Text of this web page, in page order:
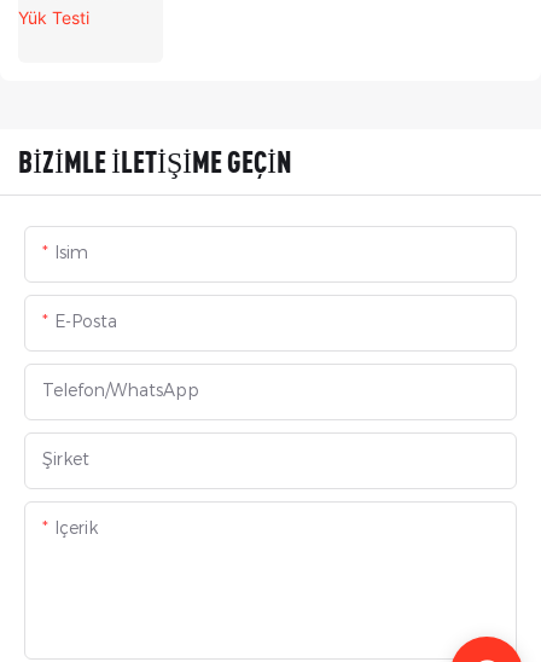
BIZIMLE ILETIŞIME GEÇIN
Isim
E-Posta
Telefon/WhatsApp
Şirket
Içerik